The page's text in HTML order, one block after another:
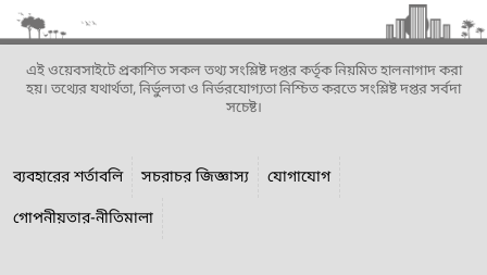
এই ওয়েবসাইটে প্রকাশিত সকল তথ্য সংশ্লিষ্ট দপ্তর কর্তৃক নিয়মিত হালনাগাদ করা
হয়। তথ্যের যথার্থতা, নির্ভুলতা ও নির্ভরযোগ্যতা নিশ্চিত করতে সংশ্লিষ্ট দপ্তর সর্বদা
সচেষ্ট।
ব্যবহারের শর্তাবলি সচরাচর জিজ্ঞাস্য
যোগাযোগ
গোপনীয়তার-নীতিমালা